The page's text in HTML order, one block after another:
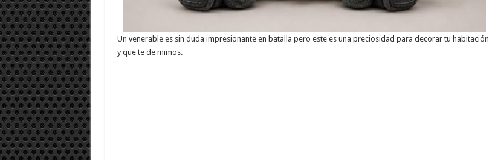
Un venerable es sin duda impresionante en batalla pero este es una preciosidad para decorar tu habitación
y que te de mimos.